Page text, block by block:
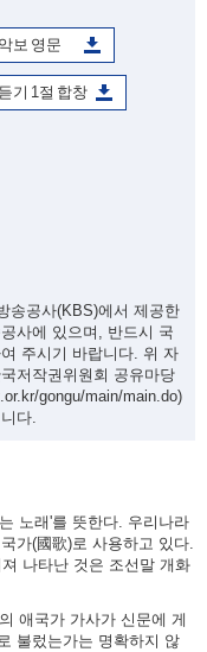
보 영문
기 1절 합창
송공사(KBS)에서 제공한
사에 있으며, 반드시 국
주시기 바랍니다. 위 자
저작권위원회 공유마당
gongu/main/main.do)
다.
노래'를 뜻한다. 우리나라
가(國歌)로 사용하고 있다.
나타난 것은 조선말 개화
애국가 가사가 신문에 게
불렀는가는 명확하지 않